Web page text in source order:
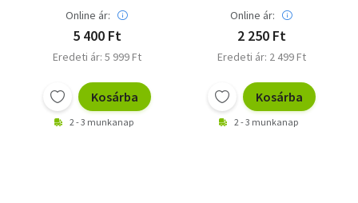
Online ár:
5 400 Ft
Eredeti ár: 5 999 Ft
Kosárba
2 - 3 munkanap
Online ár:
2 250 Ft
Eredeti ár: 2 499 Ft
Kosárba
2 - 3 munkanap